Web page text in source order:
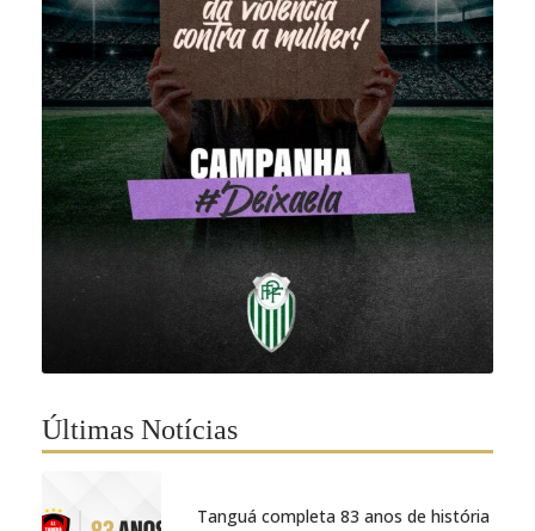
Últimas Notícias
Tanguá completa 83 anos de história